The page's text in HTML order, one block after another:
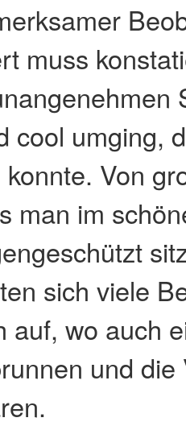
muss
cool umging,
Von
man im
sich viele
auf, wo auch
und